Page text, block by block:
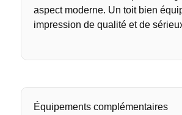
aspect moderne. Un toit bien
impression de qualité et de
Équipements complémentaires